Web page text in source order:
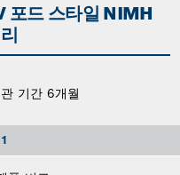
포드 스타일 NIMH
기간 6개월
1